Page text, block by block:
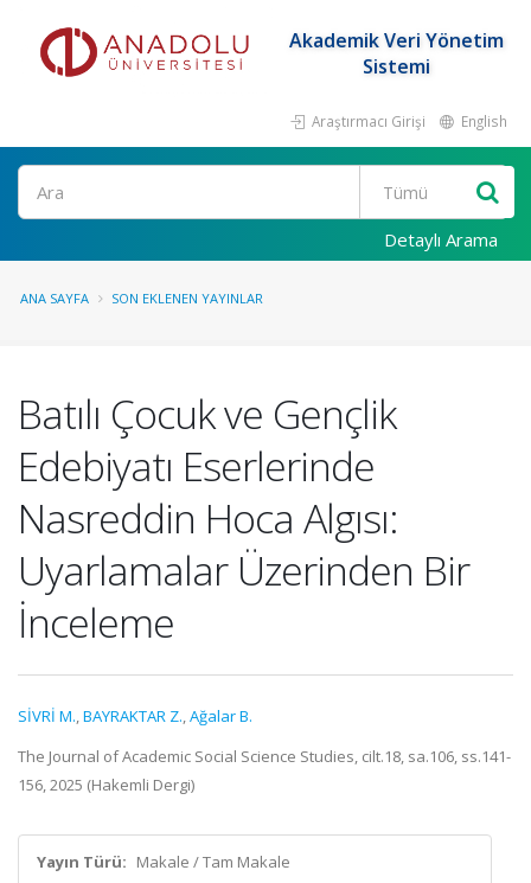
Akademik Veri Yönetim
Sistemi
Araştırmacı Girişi English
Ara
Detaylı Arama
ANA SAYFA SON EKLENEN YAYINLAR
Batılı Çocuk ve Gençlik
Edebiyatı Eserlerinde
Nasreddin Hoca Algısı:
Uyarlamalar Üzerinden Bir
İnceleme
SİVRİ M.,BAYRAKTAR Z.,Ağalar B.
The Journal of Academic Social Science Studies, cilt.18, sa.106, ss.141-
156, 2025 (Hakemli Dergi)
Yayın Türü: Makale / Tam Makale